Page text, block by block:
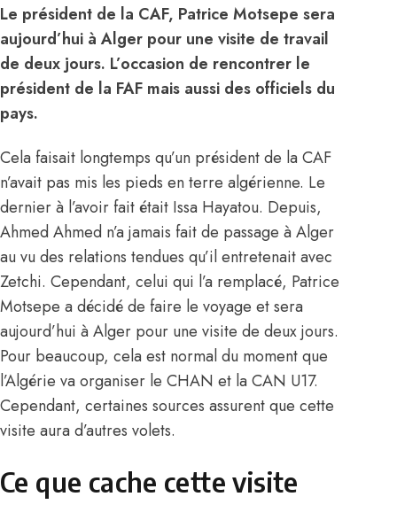
Le président de la CAF, Patrice Motsepe sera
aujourd’hui à Alger pour une visite de travail
de deux jours. L’occasion de rencontrer le
président de la FAF mais aussi des officiels du
pays.
Cela faisait longtemps qu’un président de la CAF
n’avait pas mis les pieds en terre algérienne. Le
dernier à l’avoir fait était Issa Hayatou. Depuis,
Ahmed Ahmed n’a jamais fait de passage à Alger
au vu des relations tendues qu’il entretenait avec
Zetchi. Cependant, celui qui l’a remplacé, Patrice
Motsepe a décidé de faire le voyage et sera
aujourd’hui à Alger pour une visite de deux jours.
Pour beaucoup, cela est normal du moment que
l’Algérie va organiser le CHAN et la CAN U17.
Cependant, certaines sources assurent que cette
visite aura d’autres volets.
Ce que cache cette visite